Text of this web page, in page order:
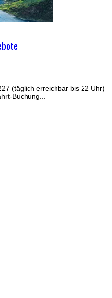
(täglich erreichbar bis 22 Uhr)
Buchung...